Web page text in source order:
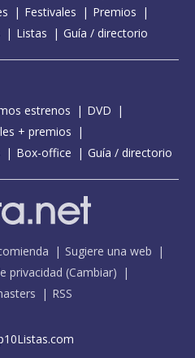
Festivales
Premios
Listas Guía / directorio
estrenos
DVD
+ premios
Box-office Guía / directorio
Sugiere una web
privacidad (Cambiar)
RSS